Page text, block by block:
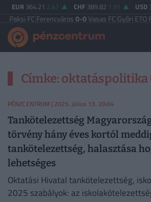
EUR 364.21 2.47 CHF 389.82 1.91 USD
FC Ferencváros0-0Vasas FC Győri ETO FC
Címke: oktatáspolitika
PÉNZCENTRUM | 2025. július 13. 20:04
Tankötelezettség
törvény hány éves kortól
tankötelezettség, halasztása
lehetséges
Oktatási Hivatal tankötelezettség,
2025 szabályok: az